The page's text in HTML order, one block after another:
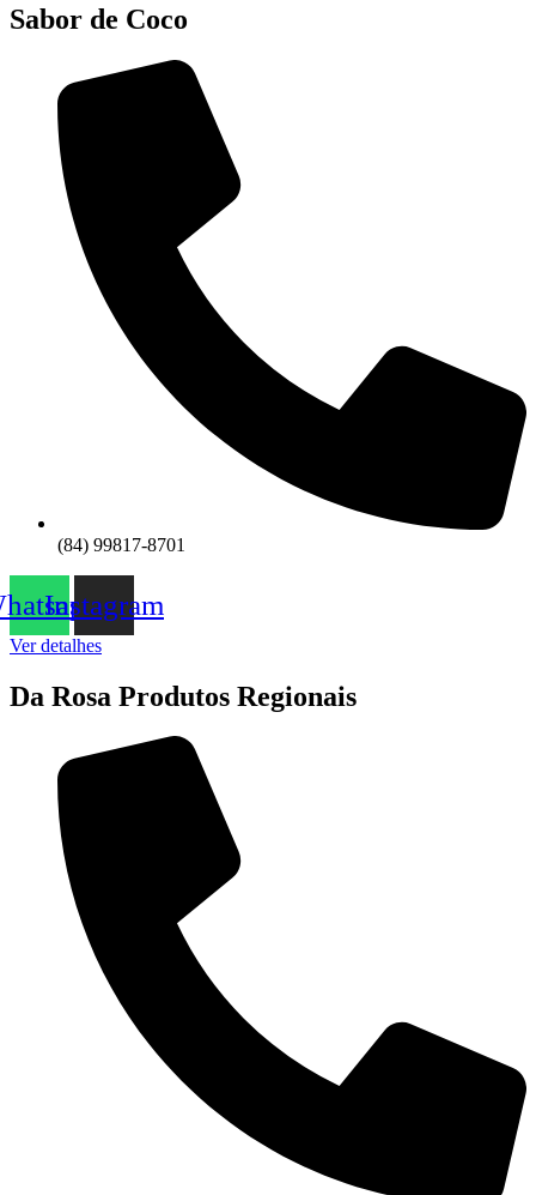
Sabor de Coco
(84) 99817-8701
Instagram
Ver detalhes
Da Rosa Produtos Regionais